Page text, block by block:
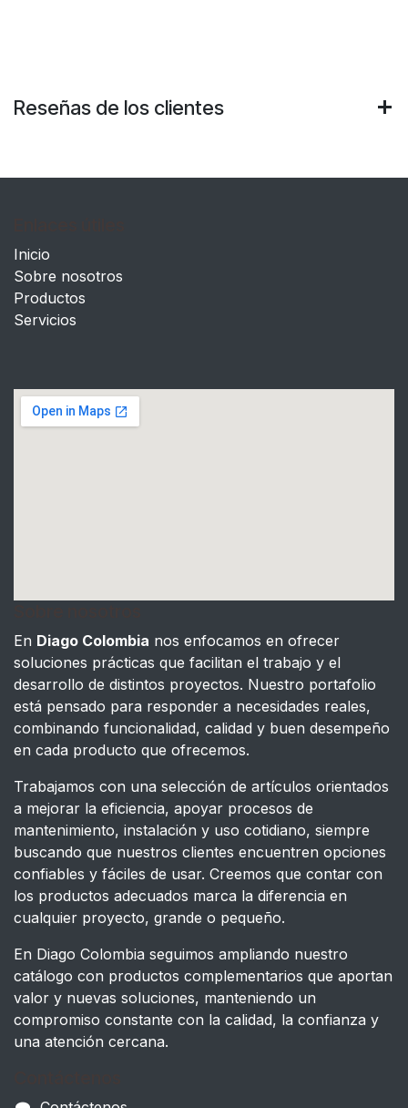
Reseñas de los clientes
Inicio
Sobre nosotros
Productos
Servicios
En Diago Colombia nos enfocamos en ofrecer
soluciones prácticas que facilitan el trabajo y el
desarrollo de distintos proyectos. Nuestro portafolio
está pensado para responder a necesidades reales,
combinando funcionalidad, calidad y buen desempeño
en cada producto que ofrecemos.
Trabajamos con una selección de artículos orientados
a mejorar la eficiencia, apoyar procesos de
mantenimiento, instalación y uso cotidiano, siempre
buscando que nuestros clientes encuentren opciones
confiables y fáciles de usar. Creemos que contar con
los productos adecuados marca la diferencia en
cualquier proyecto, grande o pequeño.
En Diago Colombia seguimos ampliando nuestro
catálogo con productos complementarios que aportan
valor y nuevas soluciones, manteniendo un
compromiso constante con la calidad, la confianza y
una atención cercana.